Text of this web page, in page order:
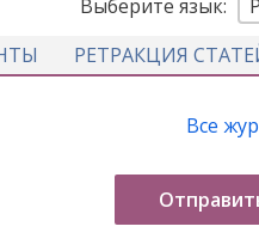
Выберите язык:
РЕТРАКЦИЯ
Все